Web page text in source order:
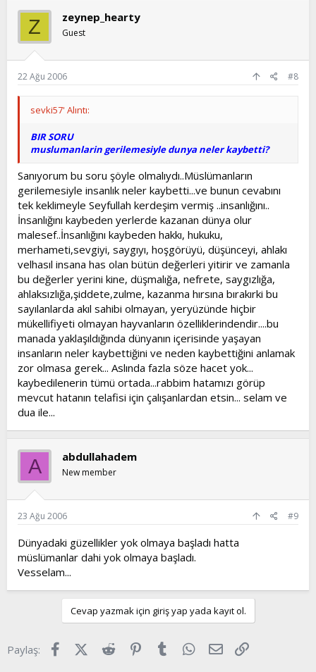
Z zeynep_hearty
Guest
22 Ağu 2006 #8
sevki57' Alıntı:
BIR SORU
muslumanlarin gerilemesiyle dunya neler kaybetti?
Sanıyorum bu soru şöyle olmalıydı..Müslümanların
gerilemesiyle insanlık neler kaybetti...ve bunun cevabını
tek keklimeyle Seyfullah kerdeşim vermiş ..insanlığını..
İnsanlığını kaybeden yerlerde kazanan dünya olur
malesef..İnsanlığını kaybeden hakkı, hukuku,
merhameti,sevgiyi, saygıyı, hoşgörüyü, düşünceyi, ahlakı
velhasıl insana has olan bütün değerleri yitirir ve zamanla
bu değerler yerini kine, düşmalığa, nefrete, saygızlığa,
ahlaksızlığa,şiddete,zulme, kazanma hırsına bırakırki bu
sayılanlarda akıl sahibi olmayan, yeryüzünde hiçbir
mükellifiyeti olmayan hayvanların özelliklerindendir....bu
manada yaklaşıldığında dünyanın içerisinde yaşayan
insanların neler kaybettiğini ve neden kaybettiğini anlamak
zor olmasa gerek... Aslında fazla söze hacet yok...
kaybedilenerin tümü ortada...rabbim hatamızı görüp
mevcut hatanın telafisi için çalışanlardan etsin... selam ve
dua ile...
A abdullahadem
New member
23 Ağu 2006 #9
Dünyadaki güzellikler yok olmaya başladı hatta
müslümanlar dahi yok olmaya başladı.
Vesselam...
Cevap yazmak için giriş yap yada kayıt ol.
Paylaş: FacebookX (Twitter)
Reddit Pinterest
Tumblr WhatsApp
E-posta